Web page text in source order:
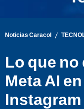
Noticias Caracol /
Lo que
Meta AI